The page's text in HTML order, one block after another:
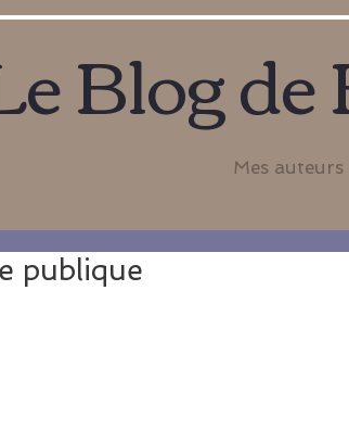
Mes auteurs
Blog
publique